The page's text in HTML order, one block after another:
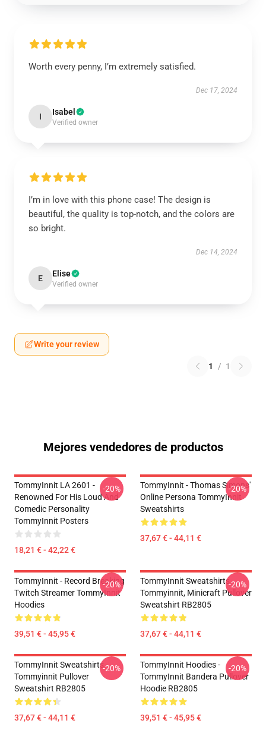
Worth every penny, I’m extremely satisfied.
Dec 17, 2024
I Isabel
Verified owner
I’m in love with this phone case! The design is
beautiful, the quality is top-notch, and the colors are
so bright.
Dec 14, 2024
E Elise
Verified owner
Write your review
1 / 1
Mejores vendedores de productos
TommyInnit LA 2601 -
Renowned For His Loud And
Comedic Personality
TommyInnit Posters
18,21 € - 42,22 €
-20%
TommyInnit - Thomas Simons'
Online Persona TommyInnit
Sweatshirts
37,67 € - 44,11 €
-20%
TommyInnit - Record Breaking
Twitch Streamer TommyInnit
Hoodies
39,51 € - 45,95 €
-20%
TommyInnit Sweatshirts -
Tommyinnit, Minicraft Pullover
Sweatshirt RB2805
37,67 € - 44,11 €
-20%
TommyInnit Sweatshirts -
Tommyinnit Pullover
Sweatshirt RB2805
37,67 € - 44,11 €
-20%
TommyInnit Hoodies -
TommyInnit Bandera Pullover
Hoodie RB2805
39,51 € - 45,95 €
-20%